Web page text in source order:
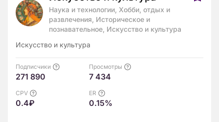
Наука и технологии, Хобби, отдых и
развлечения, Историческое и
познавательное, Искусство и культура
Искусство и культура
Подписчики
271 890
Просмотры
7 434
CPV
0.4₽
ER
0.15%